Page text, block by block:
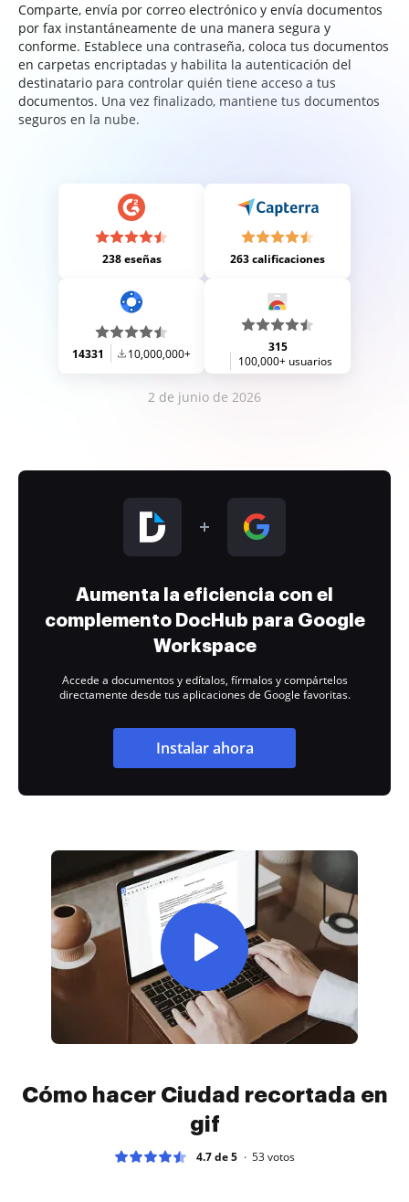
Comparte, envía por correo electrónico y envía documentos
por fax instantáneamente de una manera segura y
conforme. Establece una contraseña, coloca tus documentos
en carpetas encriptadas y habilita la autenticación del
destinatario para controlar quién tiene acceso a tus
documentos. Una vez finalizado, mantiene tus documentos
seguros en la nube.
238 eseñas 263 calificaciones
14331 10,000,000+
315
100,000+ usuarios
2 de junio de 2026
Aumenta la eficiencia con el
complemento DocHub para Google
Workspace
Accede a documentos y edítalos, fírmalos y compártelos
directamente desde tus aplicaciones de Google favoritas.
Instalar ahora
Cómo hacer Ciudad recortada en
gif
4.7 de 5 53votos